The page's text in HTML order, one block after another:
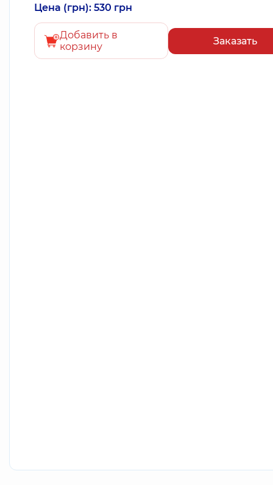
Цена (грн): 530 грн
Добавить в
корзину
Заказать